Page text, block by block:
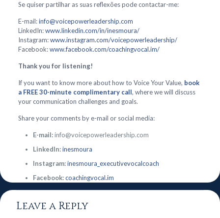
Se quiser partilhar as suas reflexões pode contactar-me:
E-mail:info@voicepowerleadership.com
LinkedIn:www.linkedin.com/in/inesmoura/
Instagram:www.instagram.com/voicepowerleadership/
Facebook:www.facebook.com/coachingvocal.im/
Thank you for listening!
If you want to know more about how to Voice Your Value, book
a FREE 30-minute complimentary call, where we will discuss
your communication challenges and goals.
Share your comments by e-mail or social media:
E-mail:info@voicepowerleadership.com
LinkedIn:inesmoura
Instagram:inesmoura_executivevocalcoach
Facebook:coachingvocal.im
Leave a Reply